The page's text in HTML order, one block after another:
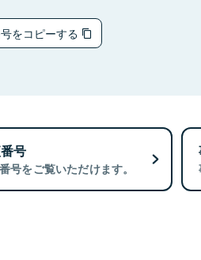
をコピーする
号
号をご覧いただけます。